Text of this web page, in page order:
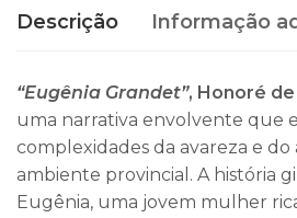
Descrição Informação
“Eugênia Grandet”, Honoré
uma narrativa envolvente que
complexidades da avareza e
ambiente provincial. A história
Eugênia, uma jovem mulher